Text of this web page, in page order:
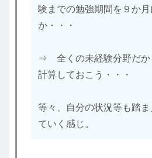
験までの勉強期間を９か月
か・・・
⇒ 全くの未経験分野だか
計算しておこう・・・
等々、自分の状況等も踏
ていく感じ。